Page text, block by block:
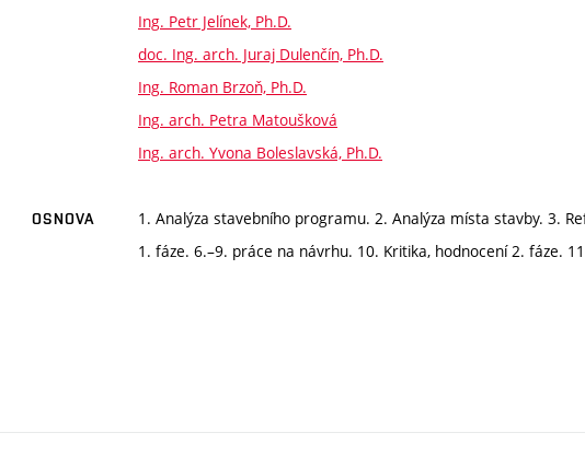
Ing. Petr Jelínek, Ph.D.
doc. Ing. arch. Juraj Dulenčín, Ph.D.
Ing. Roman Brzoň, Ph.D.
Ing. arch. Petra Matoušková
Ing. arch. Yvona Boleslavská, Ph.D.
OSNOVA
1. Analýza stavebního programu. 2. Analýza místa stavby. 3.
1. fáze. 6.–9. práce na návrhu. 10. Kritika, hodnocení 2. fáze.